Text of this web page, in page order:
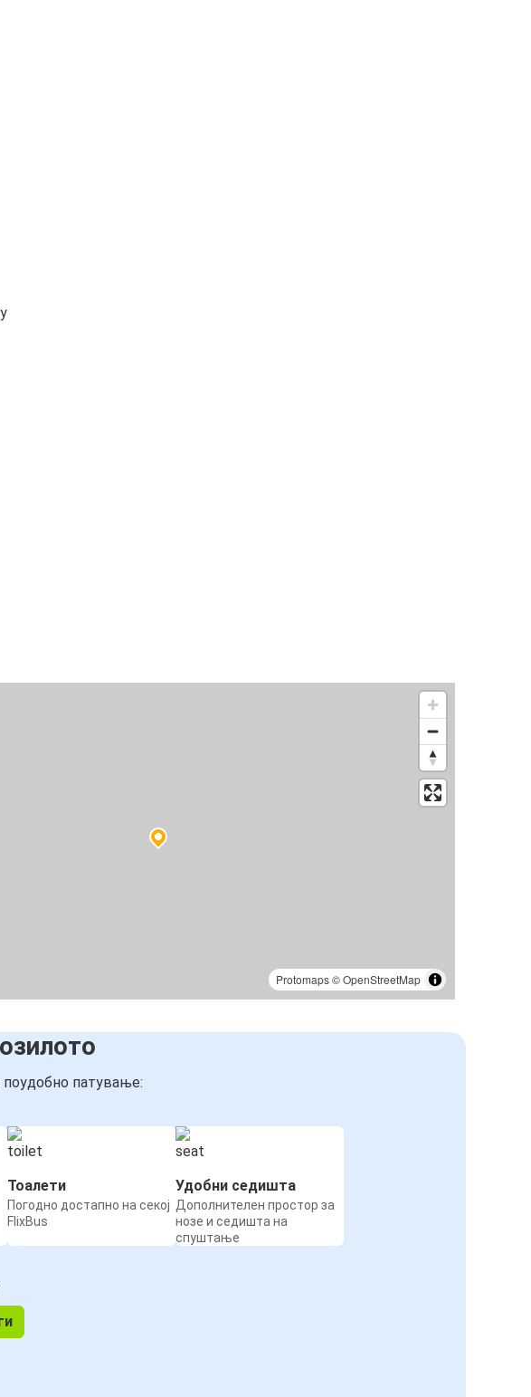
Protomaps©OpenStreetMap
патување:
Тоалети
Погодно достапно на секој
FlixBus
Удобни седишта
Дополнителен простор за
нозе и седишта на
спуштање